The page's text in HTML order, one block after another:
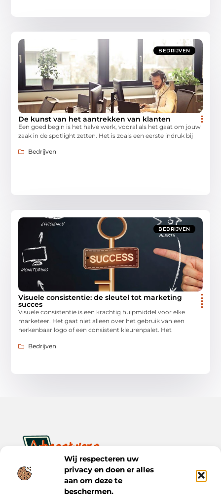
Wij respecteren uw
privacy en doen er alles
aan om deze te
beschermen.
BEDRIJVEN
De kunst van het aantrekken van klanten
Een goed begin is het halve werk, vooral als het gaat om jouw
zaak in de spotlight zetten. Het is zoals een eerste indruk bij
Bedrijven
BEDRIJVEN
Visuele consistentie: de sleutel tot marketing
succes
Visuele consistentie is een krachtig hulpmiddel voor elke
marketeer. Het gaat niet alleen over het gebruik van een
herkenbaar logo of een consistent kleurenpalet. Het
Bedrijven
Ontwerp je dagelijks leven met inspiratie en verhalen.
Ontdek praktische tips, creatieve ideeën en waardevolle
inzichten op Bnontwerp.nl.